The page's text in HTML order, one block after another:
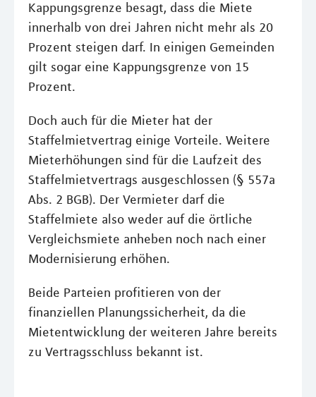
Kappungsgrenze besagt, dass die Miete
innerhalb von drei Jahren nicht mehr als 20
Prozent steigen darf. In einigen Gemeinden
gilt sogar eine Kappungsgrenze von 15
Prozent.
Doch auch für die Mieter hat der
Staffelmietvertrag einige Vorteile. Weitere
Mieterhöhungen sind für die Laufzeit des
Staffelmietvertrags ausgeschlossen (§ 557a
Abs. 2 BGB). Der Vermieter darf die
Staffelmiete also weder auf die örtliche
Vergleichsmiete anheben noch nach einer
Modernisierung erhöhen.
Beide Parteien profitieren von der
finanziellen Planungssicherheit, da die
Mietentwicklung der weiteren Jahre bereits
zu Vertragsschluss bekannt ist.